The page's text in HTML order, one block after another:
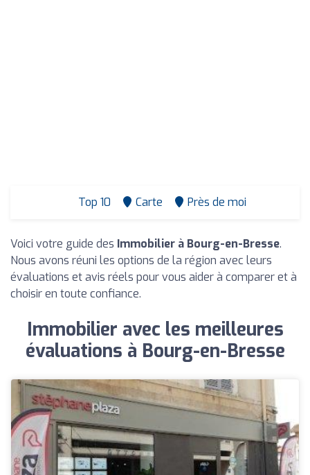
Top 10 Carte Près de moi
Voici votre guide des Immobilier à Bourg-en-Bresse.
Nous avons réuni les options de la région avec leurs
évaluations et avis réels pour vous aider à comparer et à
choisir en toute confiance.
Immobilier avec les meilleures
évaluations à Bourg-en-Bresse